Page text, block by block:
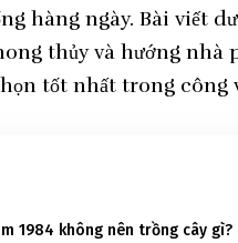
hàng ngày. Bài viết
thủy và hướng nhà
tốt nhất trong công
1984 không nên trồng cây gì?